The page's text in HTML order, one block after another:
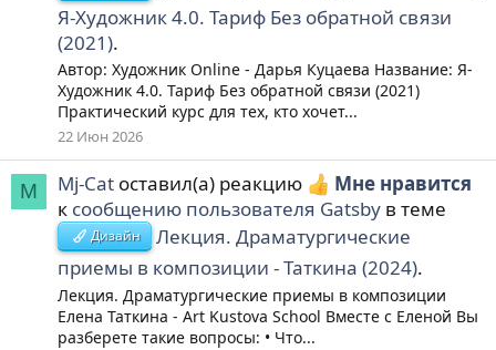
Я-Художник 4.0. Тариф Без обратной связи
(2021).
Автор: Художник Online - Дарья Куцаева Название: Я-
Художник 4.0. Тариф Без обратной связи (2021)
Практический курс для тех, кто хочет...
22 Июн 2026
M Mj-Cat оставил(а) реакцию
Мне нравится
к сообщению пользователя Gatsby в теме
Дизайн
Лекция. Драматургические
приемы в композиции - Таткина (2024).
Лекция. Драматургические приемы в композиции
Елена Таткина - Art Kustova School Вместе с Еленой Вы
разберете такие вопросы: • Что...